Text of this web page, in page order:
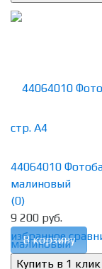
избранное
44064010
малиновый
(0)
9 200 руб.
В корзину